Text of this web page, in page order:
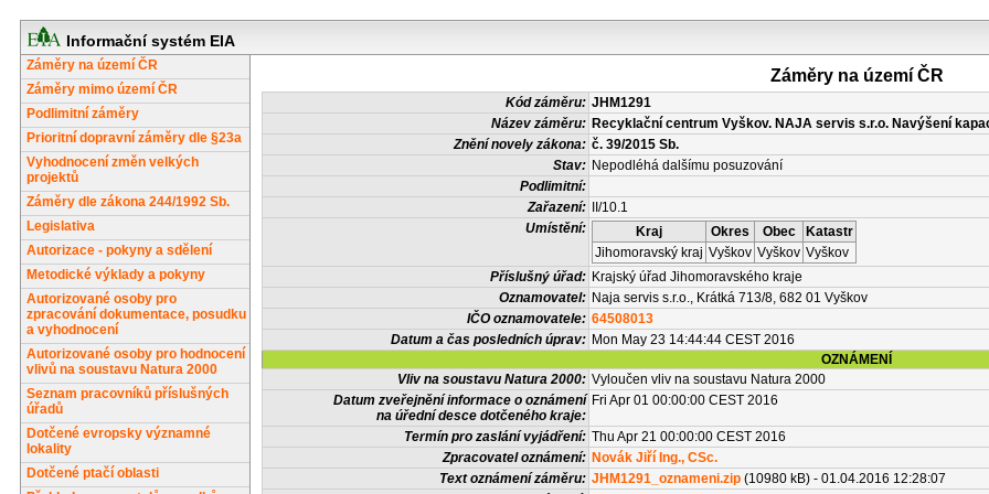
Informační systém EIA
Záměry na území ČR
Záměry mimo území ČR
Podlimitní záměry
Prioritní dopravní záměry dle §23a
Vyhodnocení změn velkých
projektů
Záměry dle zákona 244/1992 Sb.
Legislativa
Autorizace - pokyny a sdělení
Metodické výklady a pokyny
Autorizované osoby pro
zpracování dokumentace, posudku
a vyhodnocení
Autorizované osoby pro hodnocení
vlivů na soustavu Natura 2000
Seznam pracovníků příslušných
úřadů
Dotčené evropsky významné
lokality
Dotčené ptačí oblasti
Záměry na území ČR
Kód záměru: JHM1291
Název záměru: Recyklační centrum Vyškov. NAJA servis s.r.o. Navýšení
Znění novely zákona: č. 39/2015 Sb.
Stav: Nepodléhá dalšímu posuzování
Podlimitní:
Zařazení:
II/10.1
Umístění:
Kraj Okres Obec
Katastr
Jihomoravský kraj Vyškov Vyškov Vyškov
Příslušný úřad: Krajský úřad Jihomoravského kraje
Oznamovatel: Naja servis s.r.o., Krátká 713/8, 682 01 Vyškov
IČO oznamovatele: 64508013
Datum a čas posledních úprav: Mon May 23 14:44:44 CEST 2016
OZNÁMENÍ
Vliv na soustavu Natura 2000: Vyloučen vliv na soustavu Natura 2000
Datum zveřejnění informace o oznámení
na úřední desce dotčeného kraje:
Fri Apr 01 00:00:00 CEST 2016
Termín pro zaslání vyjádření: Thu Apr 21 00:00:00 CEST 2016
Zpracovatel oznámení: Novák Jiří Ing., CSc.
Text oznámení záměru: JHM1291_oznameni.zip (10980 kB) - 01.04.2016 12:28:07